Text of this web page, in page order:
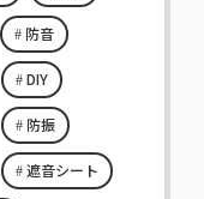
防音
DIY
防振
遮音シート